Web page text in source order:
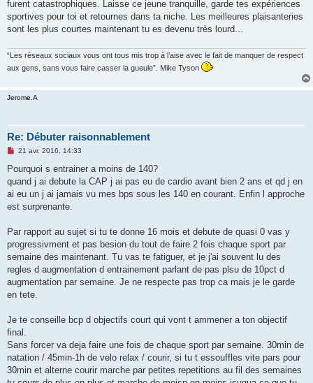
furent catastrophiques. Laisse ce jeune tranquille, garde tes expériences
sportives pour toi et retournes dans ta niche. Les meilleures plaisanteries
sont les plus courtes maintenant tu es devenu très lourd...
“Les réseaux sociaux vous ont tous mis trop à l’aise avec le fait de manquer de respect
aux gens, sans vous faire casser la gueule”. Mike Tyson
Jerome.A
Re: Débuter raisonnablement
M
s
a
g
n
l
u
21 avr. 2016, 14:33
Pourquoi s entrainer a moins de 140?
quand j ai debute la CAP j ai pas eu de cardio avant bien 2 ans et qd j en
ai eu un j ai jamais vu mes bps sous les 140 en courant. Enfin l approche
est surprenante.
Par rapport au sujet si tu te donne 16 mois et debute de quasi 0 vas y
progressivment et pas besion du tout de faire 2 fois chaque sport par
semaine des maintenant. Tu vas te fatiguer, et je j'ai souvent lu des
regles d augmentation d entrainement parlant de pas plsu de 10pct d
augmentation par semaine. Je ne respecte pas trop ca mais je le garde
en tete.
Je te conseille bcp d objectifs court qui vont t ammener a ton objectif
final.
Sans forcer va deja faire une fois de chaque sport par semaine. 30min de
natation / 45min-1h de velo relax / courir, si tu t essouffles vite pars pour
30min et alterne courir marche par petites repetitions au fil des semaines